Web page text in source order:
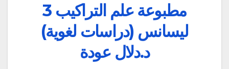
مطبوعة علم التراكيب 3
ليسانس (دراسات لغوية)
د.دلال عودة